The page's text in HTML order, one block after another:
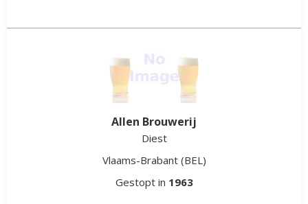
Allen Brouwerij
Diest
Vlaams-Brabant (BEL)
Gestopt in 1963